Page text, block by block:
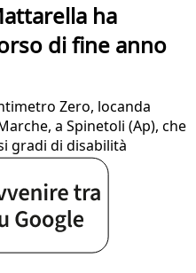
ha
di fine anno
Zero, locanda
a Spinetoli (Ap), che
gradi di disabilità